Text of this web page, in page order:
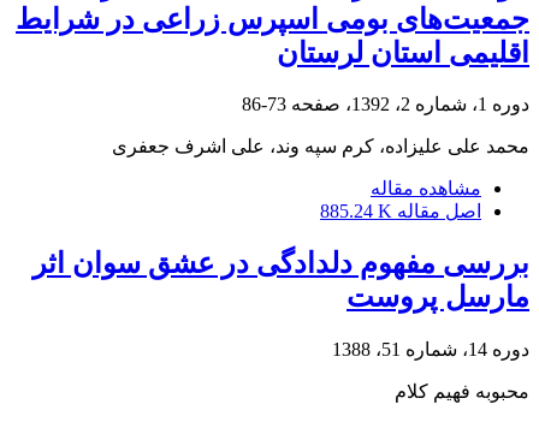
جمعیت‌های بومی اسپرس زراعی در شرایط
اقلیمی استان لرستان
دوره 1، شماره 2، 1392، صفحه 73-86
محمد علی علیزاده، کرم سپه وند، علی اشرف جعفری
مشاهده مقاله
اصل مقاله 885.24 K
بررسی مفهوم دلدادگی در عشق سوان اثر
مارسل پروست
دوره 14، شماره 51، 1388
محبوبه فهیم کلام